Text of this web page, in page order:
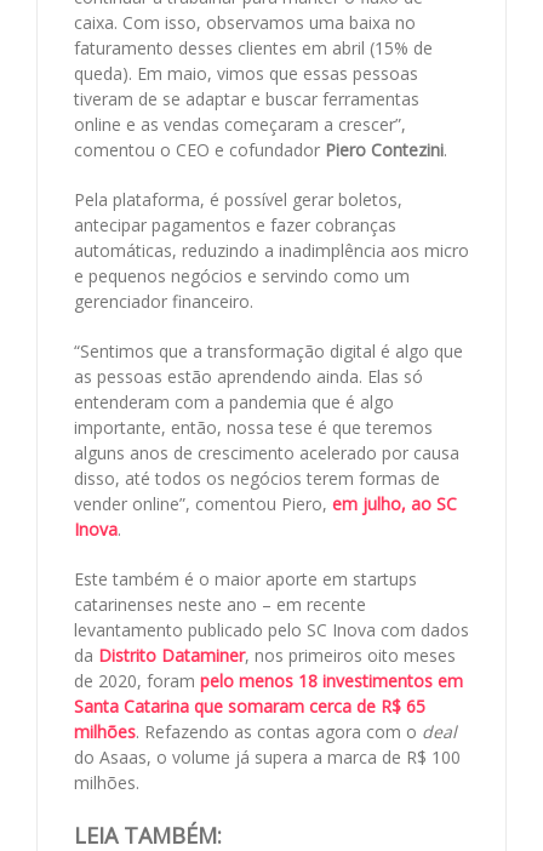
caixa. Com isso, observamos uma baixa no
faturamento desses clientes em abril (15% de
queda). Em maio, vimos que essas pessoas
tiveram de se adaptar e buscar ferramentas
online e as vendas começaram a crescer”,
comentou o CEO e cofundador Piero Contezini.
Pela plataforma, é possível gerar boletos,
antecipar pagamentos e fazer cobranças
automáticas, reduzindo a inadimplência aos micro
e pequenos negócios e servindo como um
gerenciador financeiro.
“Sentimos que a transformação digital é algo que
as pessoas estão aprendendo ainda. Elas só
entenderam com a pandemia que é algo
importante, então, nossa tese é que teremos
alguns anos de crescimento acelerado por causa
disso, até todos os negócios terem formas de
vender online”, comentou Piero, em julho, ao SC
Inova.
Este também é o maior aporte em startups
catarinenses neste ano – em recente
levantamento publicado pelo SC Inova com dados
da Distrito Dataminer, nos primeiros oito meses
de 2020, foram pelo menos 18 investimentos em
Santa Catarina que somaram cerca de R$ 65
milhões. Refazendo as contas agora com o deal
do Asaas, o volume já supera a marca de R$ 100
milhões.
LEIA TAMBÉM: